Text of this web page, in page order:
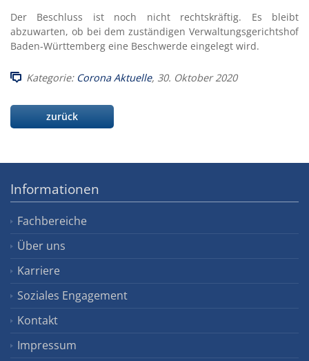
Der Beschluss ist noch nicht rechtskräftig. Es bleibt
abzuwarten, ob bei dem zuständigen Verwaltungsgerichtshof
Baden-Württemberg eine Beschwerde eingelegt wird.
Kategorie: Corona Aktuelle, 30. Oktober 2020
zurück
Informationen
Fachbereiche
Über uns
Karriere
Soziales Engagement
Kontakt
Impressum